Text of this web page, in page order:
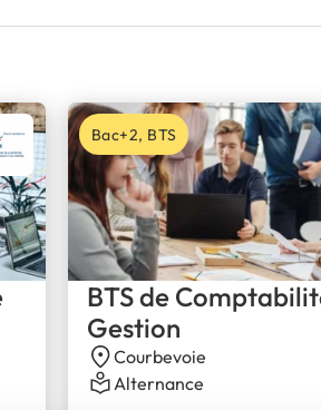
BTS de
Gestion
Courbevoie
Alternance
Bac+2, BTS